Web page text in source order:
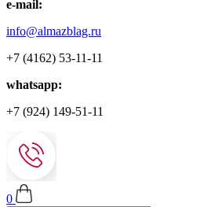
e-mail:
info@almazblag.ru
+7 (4162) 53-11-11
whatsapp:
+7 (924) 149-51-11
0